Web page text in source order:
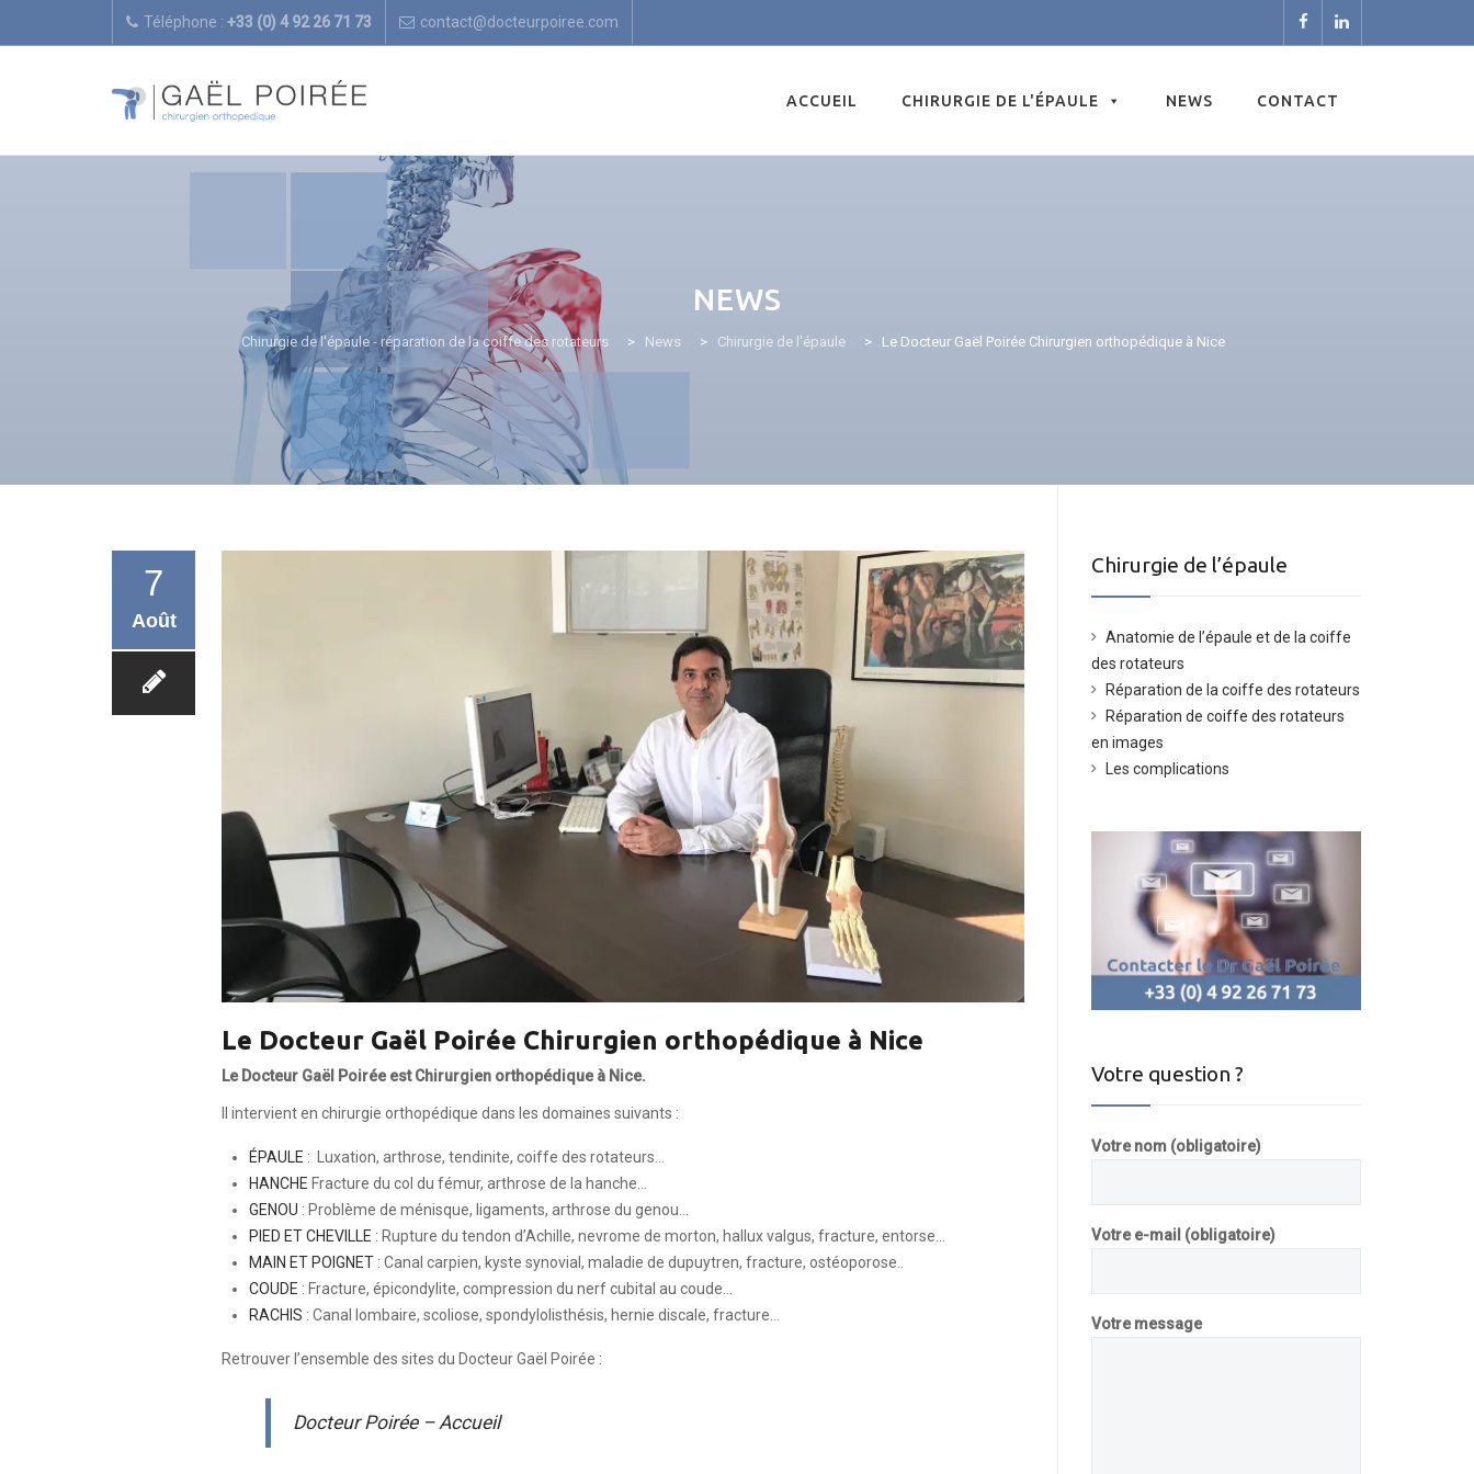
Téléphone : +33 (0) 4 92 26 71 73 contact@docteurpoiree.com
content
ACCUEIL CHIRURGIE DE L'ÉPAULE NEWS CONTACT
NEWS
Chirurgie de l'épaule - réparation de la coiffe des rotateurs > News > Chirurgie de l'épaule > Le Docteur Gaël Poirée Chirurgien orthopédique à Nice
7
Août
Le Docteur Gaël Poirée Chirurgien orthopédique à Nice
Le Docteur Gaël Poirée est Chirurgien orthopédique à Nice.
Il intervient en chirurgie orthopédique dans les domaines suivants :
ÉPAULE : Luxation, arthrose, tendinite, coiffe des rotateurs…
HANCHE Fracture du col du fémur, arthrose de la hanche…
GENOU : Problème de ménisque, ligaments, arthrose du genou…
PIED ET CHEVILLE : Rupture du tendon d’Achille, nevrome de morton, hallux valgus, fracture, entorse…
MAIN ET POIGNET : Canal carpien, kyste synovial, maladie de dupuytren, fracture, ostéoporose..
COUDE : Fracture, épicondylite, compression du nerf cubital au coude…
RACHIS : Canal lombaire, scoliose, spondylolisthésis, hernie discale, fracture…
Retrouver l’ensemble des sites du Docteur Gaël Poirée :
Docteur Poirée – Accueil
Chirurgie de l’épaule
Anatomie de l’épaule et de la coiffe
des rotateurs
Réparation de la coiffe des rotateurs
Réparation de coiffe des rotateurs
en images
Les complications
Votre question ?
Votre nom (obligatoire)
Votre e-mail (obligatoire)
Votre message